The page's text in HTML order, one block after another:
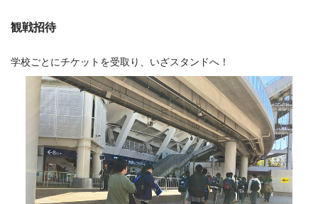
観戦招待
学校ごとにチケットを受取り、いざスタンドへ！